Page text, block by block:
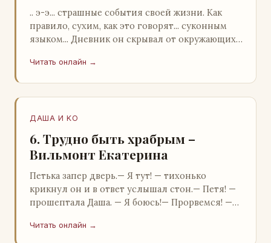
.. э-э... страшные события своей жизни. Как
правило, сухим, как это говорят... суконным
языком... Дневник он скрывал от окружающих.
Читать онлайн →
ДАША И KO
6. Трудно быть храбрым –
Вильмонт Екатерина
Петька запер дверь.— Я тут! — тихонько
крикнул он и в ответ услышал стон.— Петя! —
прошептала Даша. — Я боюсь!— Прорвемся! —
…
Читать онлайн →